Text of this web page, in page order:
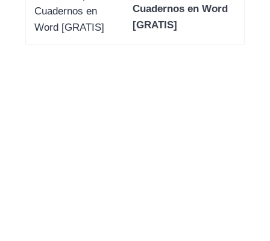
Cuadernos en Word
[GRATIS]